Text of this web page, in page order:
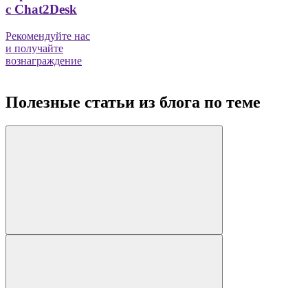
с Chat2Desk
Рекомендуйте нас
и получайте
вознаграждение
Полезные статьи из блога по теме